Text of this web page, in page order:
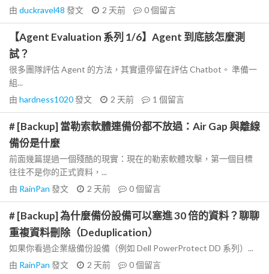
由 duckravel48 發文 2 天前 0個留言
【Agent Evaluation 系列 1/6】Agent 到底該怎麼測
試？
很多團隊評估 Agent 的方法，其實還停留在評估 Chatbot。 準備一
組...
由 hardness1020發文 2 天前 1 個留言
# [Backup] 當勒索軟體連備份都不放過：Air Gap 與離線
備份是什麼
前面幾篇提過一個殘酷的現實：現在的勒索軟體攻擊，第一個目標
往往不是你的正式資料，...
由 RainPan 發文 2 天前 0個留言
# [Backup] 為什麼備份設備可以塞進 30 倍的資料？聊聊
重複資料刪除（Deduplication）
如果你看過企業級備份設備（例如 Dell PowerProtect DD 系列）...
由 RainPan 發文 2 天前 0個留言